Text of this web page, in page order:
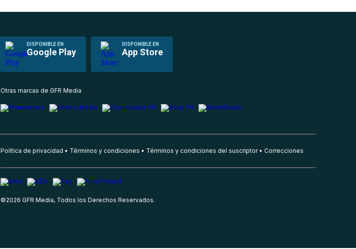
DISPONIBLE EN
Google Play
DISPONIBLE EN
App Store
Otras marcas de GFR Media
Política de privacidad Términos y condiciones Términos y condiciones del suscriptor Correcciones
©2026 GFR Media, Todos los Derechos Reservados.